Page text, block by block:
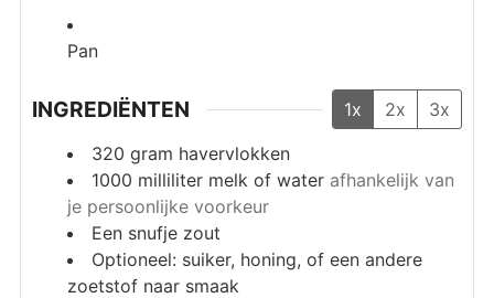
Pan
INGREDIËNTEN 1x 2x
3x
320 gram havervlokken
1000 milliliter melk of water afhankelijk van
je persoonlijke voorkeur
Een snufje zout
Optioneel: suiker, honing, of een andere
zoetstof naar smaak